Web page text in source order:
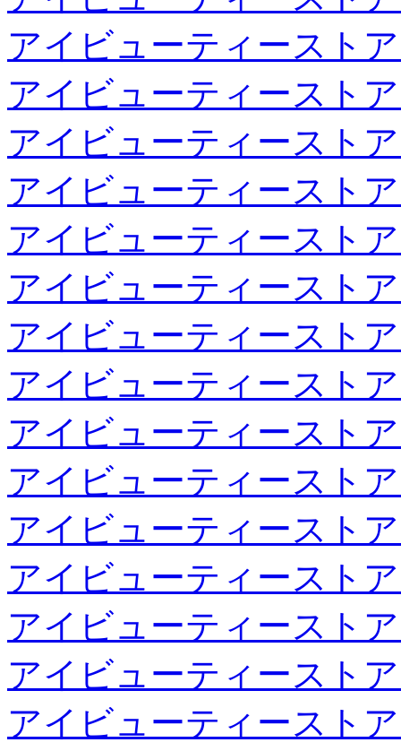
アイビューティースト
アイビューティースト
アイビューティースト
アイビューティースト
アイビューティースト
アイビューティースト
アイビューティースト
アイビューティースト
アイビューティースト
アイビューティースト
アイビューティースト
アイビューティースト
アイビューティースト
アイビューティースト
アイビューティースト